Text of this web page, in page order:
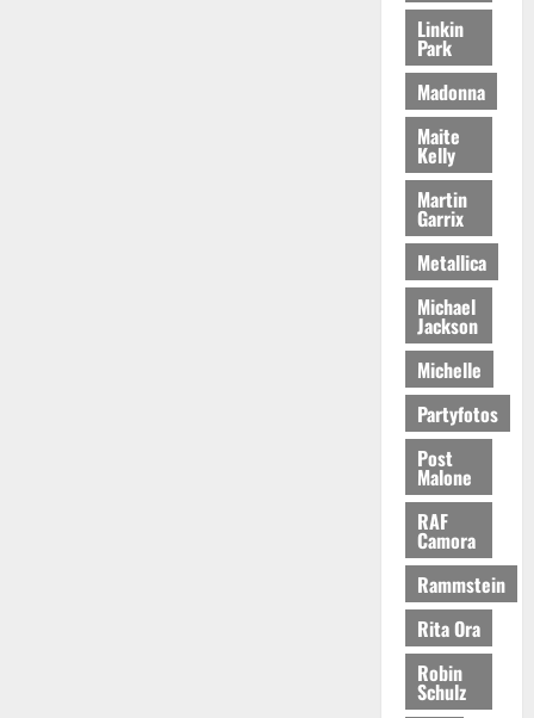
Linkin
Park
Madonna
Maite
Kelly
Martin
Garrix
Metallica
Michael
Jackson
Michelle
Partyfotos
Post
Malone
RAF
Camora
Rammstein
Rita Ora
Robin
Schulz